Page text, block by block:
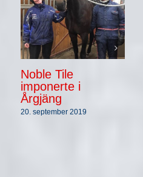
Noble Tile
imponerte i
Årgjäng
20. september 2019